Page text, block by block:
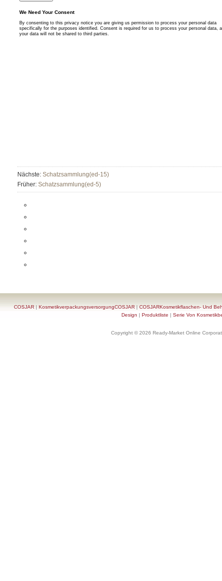
Nächste: Schatzsammlung(ed-15)
Früher: Schatzsammlung(ed-5)
COSJAR |KosmetikverpackungsversorgungCOSJAR |COSJARKosmetikflaschen- Und
Design | Produktliste | Serie Von
Copyright © 2026 Ready-Market Online